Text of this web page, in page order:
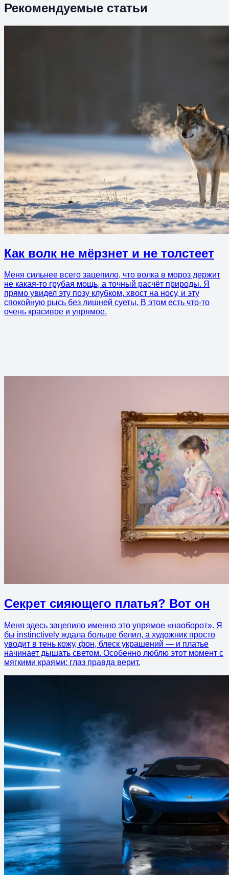
Рекомендуемые статьи
Как волк не мёрзнет и не толстеет
Меня сильнее всего зацепило, что волка в мороз держит
не какая-то грубая мощь, а точный расчёт природы. Я
прямо увидел эту позу клубком, хвост на носу, и эту
спокойную рысь без лишней суеты. В этом есть что-то
очень красивое и упрямое.
Секрет сияющего платья? Вот он
Меня здесь зацепило именно это упрямое «наоборот». Я
бы instinctively ждала больше белил, а художник просто
уводит в тень кожу, фон, блеск украшений — и платье
начинает дышать светом. Особенно люблю этот момент с
мягкими краями: глаз правда верит.